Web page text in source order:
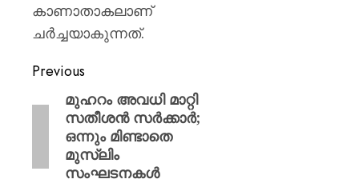
കാണാതാകലാണ്
ചര്‍ച്ചയാകുന്നത്.
Previous
മുഹറം അവധി മാറ്റി
സതീശന്‍ സര്‍ക്കാര്‍;
ഒന്നും മിണ്ടാതെ
മുസ്ലിം
സംഘടനകള്‍